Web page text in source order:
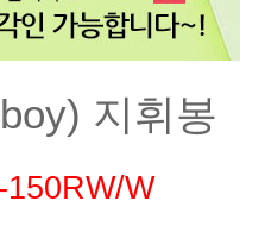
지휘봉
W